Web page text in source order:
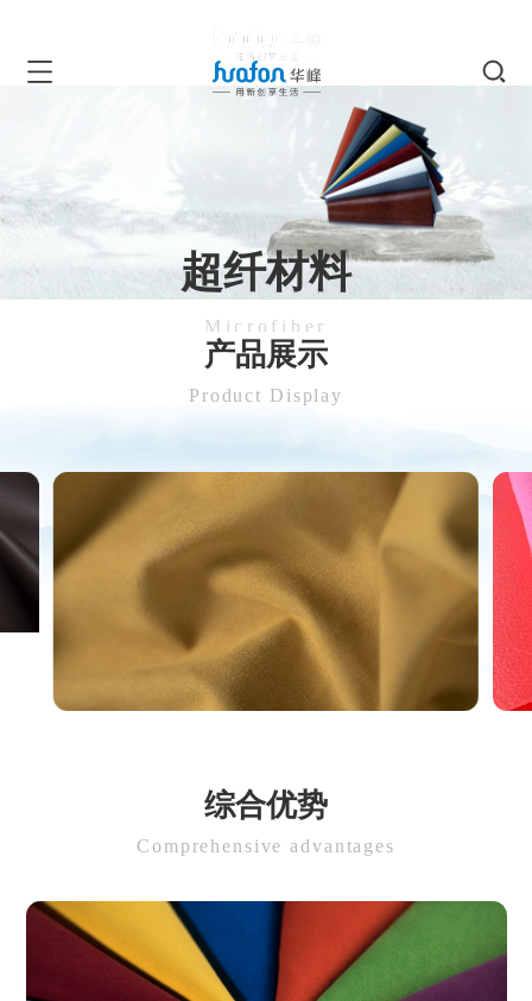
超纤材料
Microfiber
智造超纤新材料，引领绿色新未来
产品展示
Product Display
综合优势
Comprehensive advantages